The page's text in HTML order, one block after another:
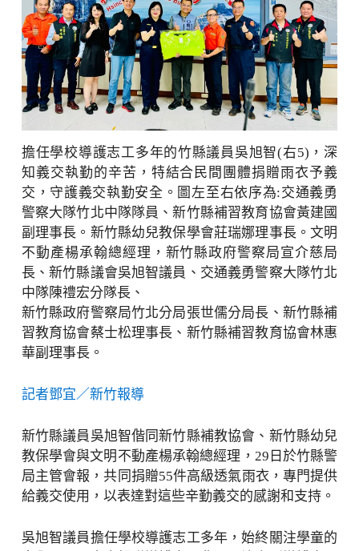
擔任學校導護志工多年的竹縣議員吳旭智(右5)，深
知義交執勤的辛苦，特結合民間團體捐贈雨衣予義
交，守護義交執勤安全。圖左至右依序為:交通義勇
警察大隊竹北中隊隊員、新竹縣補習教育協會黃建國
副理事長。新竹縣幼兒教保學會莊瑞娜理事長。文明
不動產楊承翰總經理，新竹縣政府警察局宣介慈局
長、新竹縣議會吳旭智議員、交通義勇警察大隊竹北
中隊陳禮宏分隊長、
新竹縣政府警察局竹北分局張世儒分局長、新竹縣補
習教育協會蔡士松理事長、新竹縣補習教育協會林惠
華副理事長。
記者鄧宜／新竹報導
新竹縣議員吳旭智偕同新竹縣補教協會、新竹縣幼兒
教保學會與文明不動產楊承翰總經理，29日於竹縣警
局主管會報，共同捐贈55件高級透氣雨衣，專門提供
給義交使用，以表達對這些辛勤義交的感謝和支持。
吳旭智議員擔任學校導護志工多年，始終關注學童的